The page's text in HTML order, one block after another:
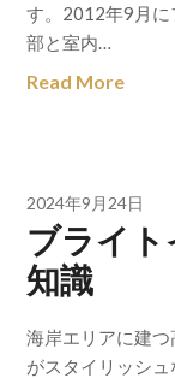
す。2012年9月に
部と室内…
Read More
2024年9月24日
ブライ
知識
海岸エリアに建
がスタイリッシ